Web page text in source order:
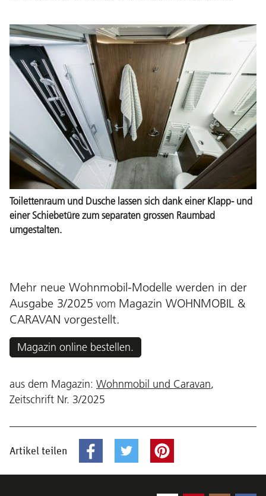
Toilettenraum und Dusche lassen sich dank einer Klapp- und
einer Schiebetüre zum separaten grossen Raumbad
umgestalten.
Mehr neue Wohnmobil-Modelle werden in der
Ausgabe 3/2025 vom Magazin WOHNMOBIL &
CARAVAN vorgestellt.
Magazin online bestellen.
aus dem Magazin: Wohnmobil und Caravan,
Zeitschrift Nr. 3/2025
Artikel teilen